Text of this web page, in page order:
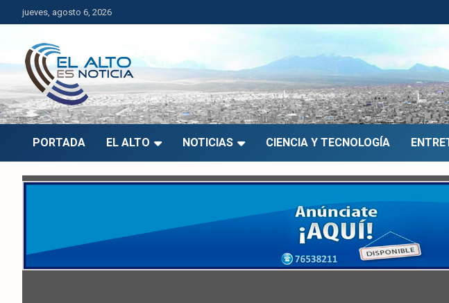
Saltar
al
contenido
jueves, agosto 6, 2026
El Alto es Noticia
Últimas noticias de El Alto, Bolivia y el mundo.
PORTADA EL ALTO NOTICIAS CIENCIA Y TECNOLOGÍA